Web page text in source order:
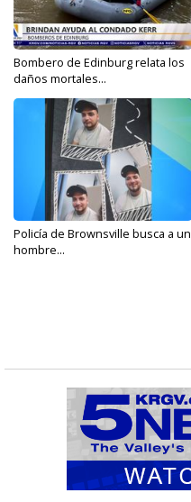
Bombero de Edinburg relata los
daños mortales...
Policía de Brownsville busca a un
hombre...